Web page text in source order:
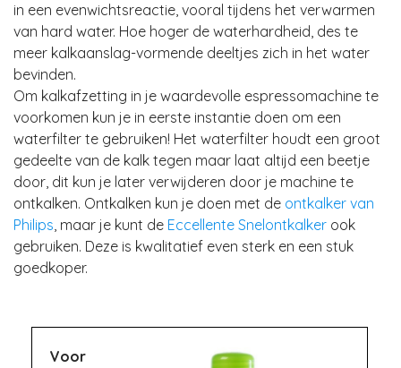
in een evenwichtsreactie, vooral tijdens het verwarmen
van hard water. Hoe hoger de waterhardheid, des te
meer kalkaanslag-vormende deeltjes zich in het water
bevinden.
Om kalkafzetting in je waardevolle espressomachine te
voorkomen kun je in eerste instantie doen om een
waterfilter te gebruiken! Het waterfilter houdt een groot
gedeelte van de kalk tegen maar laat altijd een beetje
door, dit kun je later verwijderen door je machine te
ontkalken. Ontkalken kun je doen met de ontkalker van
Philips, maar je kunt de Eccellente Snelontkalker ook
gebruiken. Deze is kwalitatief even sterk en een stuk
goedkoper.
Voor